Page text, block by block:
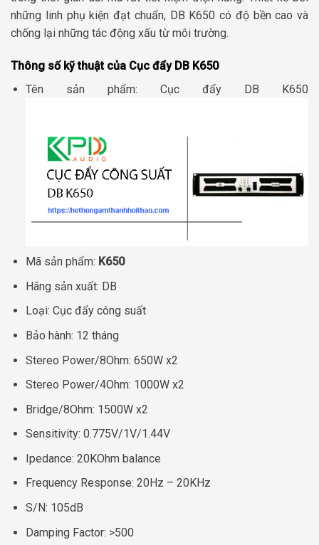
những linh phụ kiện đạt chuẩn, DB K650 có độ bền cao và
chống lại những tác động xấu từ môi trường.
Thông số kỹ thuật của Cục đẩy DB K650
Tên sản phẩm: Cục đẩy DB K650
Mã sản phẩm: K650
Hãng sản xuất: DB
Loại: Cục đẩy công suất
Bảo hành: 12 tháng
Stereo Power/8Ohm: 650W x2
Stereo Power/4Ohm: 1000W x2
Bridge/8Ohm: 1500W x2
Sensitivity: 0.775V/1V/1.44V
Ipedance: 20KOhm balance
Frequency Response: 20Hz – 20KHz
S/N: 105dB
Damping Factor: >500